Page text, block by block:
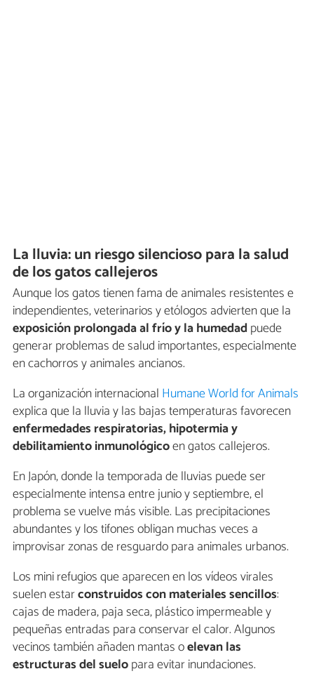
La lluvia: un riesgo silencioso para la salud
de los gatos callejeros
Aunque los gatos tienen fama de animales resistentes e
independientes, veterinarios y etólogos advierten que la
exposición prolongada al frío y la humedadpuede
generar problemas de salud importantes, especialmente
en cachorros y animales ancianos.
La organización internacional Humane World for Animals
explica que la lluvia y las bajas temperaturas favorecen
enfermedades respiratorias, hipotermia y
debilitamiento inmunológicoen gatos callejeros.
En Japón, donde la temporada de lluvias puede ser
especialmente intensa entre junio y septiembre, el
problema se vuelve más visible. Las precipitaciones
abundantes y los tifones obligan muchas veces a
improvisar zonas de resguardo para animales urbanos.
Los mini refugios que aparecen en los vídeos virales
suelen estarconstruidos con materiales sencillos:
cajas de madera, paja seca, plástico impermeable y
pequeñas entradas para conservar el calor. Algunos
vecinos también añaden mantas oelevan las
estructuras del suelopara evitar inundaciones.